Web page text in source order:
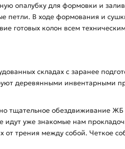
опалубку для формовки и
петли. В ходе формования и
готовых колон всем
складах с заранее
деревянными инвентарными
тщательное обездвиживание ЖБ
идут уже знакомые нам
трения между собой. Четкое